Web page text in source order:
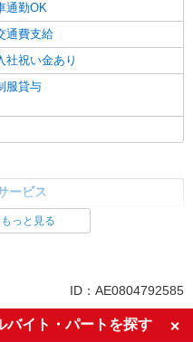
通勤OK
通費支給
社祝い金あり
服貸与
ービス
ーナス・賞与あり
通勤OK
っと見る
ID：AE0804792585
バイト・パートを探す